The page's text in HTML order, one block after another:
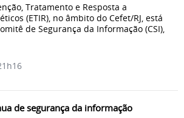
Tratamento e Resposta a
(ETIR), no âmbito do Cefet/RJ, está
de Segurança da Informação (CSI),
de segurança da informação